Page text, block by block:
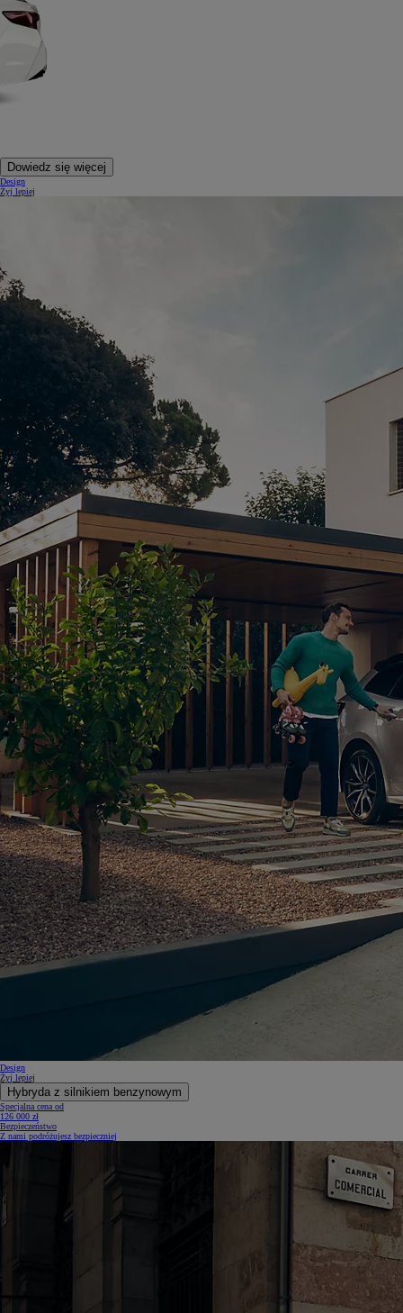
Dowiedz się więcej
Design
Żyj lepiej
Design
Żyj lepiej
Hybryda z silnikiem benzynowym
Specjalna cena od
126 000 zł
Bezpieczeństwo
Z nami podróżujesz bezpieczniej